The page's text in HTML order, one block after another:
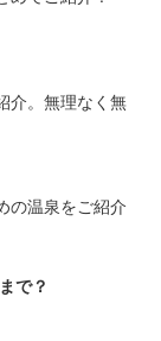
介。無理なく無
の温泉をご紹介
で？